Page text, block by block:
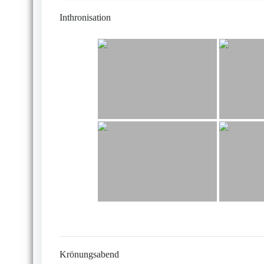
Inthronisation
Krönungsabend